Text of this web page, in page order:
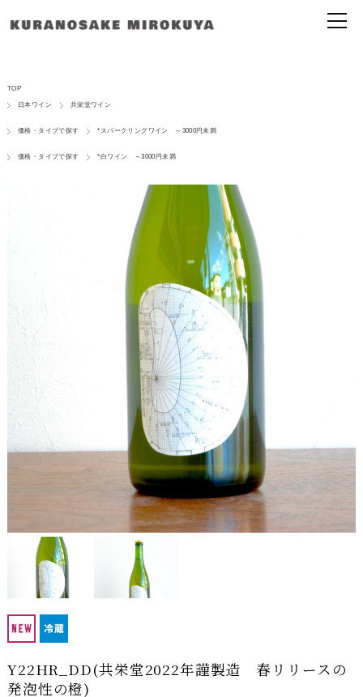
TOP
日本ワイン 共栄堂ワイン
価格・タイプで探す *スパークリングワイン ～3000円未満
価格・タイプで探す *白ワイン ～3000円未満
Y22HR_DD(共栄堂2022年謹製造 春リリースの
発泡性の橙)